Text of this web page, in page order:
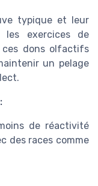
typique et leur
les exercices de
dons olfactifs
un pelage
de réactivité
des races comme